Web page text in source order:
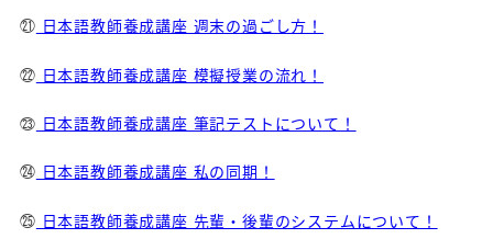
㉑ 日本語教師養成講座 週末の過ごし方！
㉒ 日本語教師養成講座 模擬授業の流れ！
㉓ 日本語教師養成講座 筆記テストについて！
㉔ 日本語教師養成講座 私の同期！
㉕ 日本語教師養成講座 先輩・後輩のシステムについて！